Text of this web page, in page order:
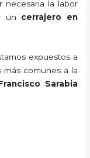
necesaria la labor
un cerrajero en
expuestos a
comunes a la
Sarabia